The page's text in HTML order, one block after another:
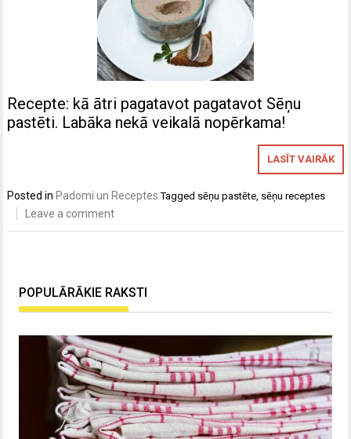
Recepte: kā ātri pagatavot pagatavot Sēņu
pastēti. Labāka nekā veikalā nopērkama!
LASĪT VAIRĀK
Posted in Padomi un Receptes Tagged sēņu pastēte sēņu receptes
Leave a comment
POPULĀRĀKIE RAKSTI